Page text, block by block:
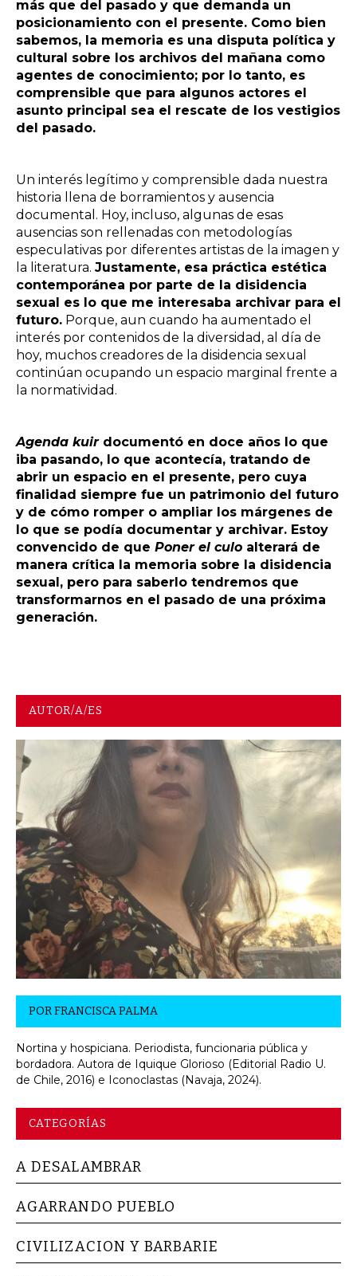
más que del pasado y que demanda un
posicionamiento con el presente. Como bien
sabemos, la memoria es una disputa política y
cultural sobre los archivos del mañana como
agentes de conocimiento; por lo tanto, es
comprensible que para algunos actores el
asunto principal sea el rescate de los vestigios
del pasado.
Un interés legítimo y comprensible dada nuestra
historia llena de borramientos y ausencia
documental. Hoy, incluso, algunas de esas
ausencias son rellenadas con metodologías
especulativas por diferentes artistas de la imagen y
la literatura. Justamente, esa práctica estética
contemporánea por parte de la disidencia
sexual es lo que me interesaba archivar para el
futuro. Porque, aun cuando ha aumentado el
interés por contenidos de la diversidad, al día de
hoy, muchos creadores de la disidencia sexual
continúan ocupando un espacio marginal frente a
la normatividad.
Agenda kuirdocumentó en doce años lo que
iba pasando, lo que acontecía, tratando de
abrir un espacio en el presente, pero cuya
finalidad siempre fue un patrimonio del futuro
y de cómo romper o ampliar los márgenes de
lo que se podía documentar y archivar. Estoy
convencido de que Poner el culo alterará de
manera crítica la memoria sobre la disidencia
sexual, pero para saberlo tendremos que
transformarnos en el pasado de una próxima
generación.
AUTOR/A/ES
PORFRANCISCA PALMA
Nortina y hospiciana. Periodista, funcionaria pública y
bordadora. Autora de Iquique Glorioso (Editorial Radio U.
de Chile, 2016) e Iconoclastas (Navaja, 2024).
CATEGORÍAS
A DESALAMBRAR
AGARRANDO PUEBLO
CIVILIZACION Y BARBARIE